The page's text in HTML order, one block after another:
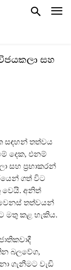
සහ
සඳහන් තත්වය
දෙක, එනම්
සහ ප‍්‍රභාකරන්
ගත් විට
වෙයි. අනිත්
තත්වයන්
මතු කළ හැකිය.
බලවේග,
ගැනීමට වැඩි